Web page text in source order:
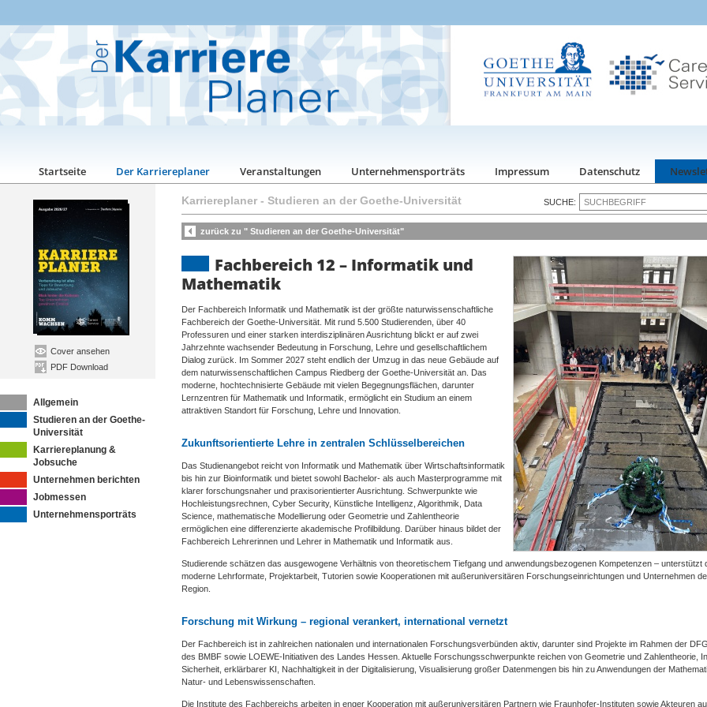
Startseite Der Karriereplaner Veranstaltungen Unternehmensporträts Impressum Datenschutz
Cover ansehen
PDF Download
Allgemein
Studieren an der Goethe-
Universität
Karriereplanung &
Jobsuche
Unternehmen berichten
Jobmessen
Unternehmensporträts
SUCHE:
Karriereplaner - Studieren an der Goethe-Universität
zurück zu " Studieren an der Goethe-Universität"
Fachbereich 12 – Informatik und
Mathematik
Der Fachbereich Informatik und Mathematik ist der größte naturwissenschaftliche
Fachbereich der Goethe-Universität. Mit rund 5.500 Studierenden, über 40
Professuren und einer starken interdisziplinären Ausrichtung blickt er auf zwei
Jahrzehnte wachsender Bedeutung in Forschung, Lehre und gesellschaftlichem
Dialog zurück. Im Sommer 2027 steht endlich der Umzug in das neue Gebäude auf
dem naturwissenschaftlichen Campus Riedberg der Goethe-Universität an. Das
moderne, hochtechnisierte Gebäude mit vielen Begegnungsflächen, darunter
Lernzentren für Mathematik und Informatik, ermöglicht ein Studium an einem
attraktiven Standort für Forschung, Lehre und Innovation.
Zukunftsorientierte Lehre in zentralen Schlüsselbereichen
Das Studienangebot reicht von Informatik und Mathematik über Wirtschaftsinformatik
bis hin zur Bioinformatik und bietet sowohl Bachelor- als auch Masterprogramme mit
klarer forschungsnaher und praxisorientierter Ausrichtung. Schwerpunkte wie
Hochleistungsrechnen, Cyber Security, Künstliche Intelligenz, Algorithmik, Data
Science, mathematische Modellierung oder Geometrie und Zahlentheorie
ermöglichen eine differenzierte akademische Profilbildung. Darüber hinaus bildet der
Fachbereich Lehrerinnen und Lehrer in Mathematik und Informatik aus.
Studierende schätzen das ausgewogene Verhältnis von theoretischem Tiefgang und anwendungsbezogenen Kompetenzen – unterstützt
moderne Lehrformate, Projektarbeit, Tutorien sowie Kooperationen mit außeruniversitären Forschungseinrichtungen und Unternehmen
Region.
Forschung mit Wirkung – regional verankert, international vernetzt
Der Fachbereich ist in zahlreichen nationalen und internationalen Forschungsverbünden aktiv, darunter sind Projekte im Rahmen der
des BMBF sowie LOEWE-Initiativen des Landes Hessen. Aktuelle Forschungsschwerpunkte reichen von Geometrie und Zahlentheorie,
Sicherheit, erklärbarer KI, Nachhaltigkeit in der Digitalisierung, Visualisierung großer Datenmengen bis hin zu Anwendungen der
Natur- und Lebenswissenschaften.
Die Institute des Fachbereichs arbeiten in enger Kooperation mit außeruniversitären Partnern wie Fraunhofer-Instituten sowie Akteuren